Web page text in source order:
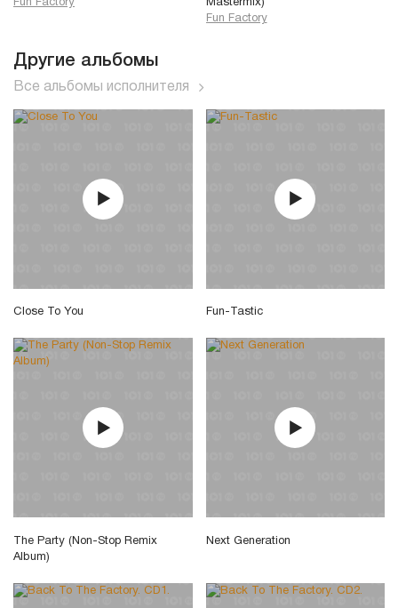
Fun Factory
Mastermix)
Fun Factory
Другие альбомы
Все альбомы исполнителя
Close To You Fun-Tastic
The Party (Non-Stop Remix
Album)
Next Generation